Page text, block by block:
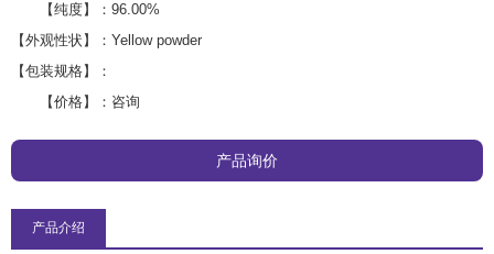
【纯度】： 96.00%
【外观性状】： Yellow powder
【包装规格】：
【价格】： 咨询
产品询价
产品介绍